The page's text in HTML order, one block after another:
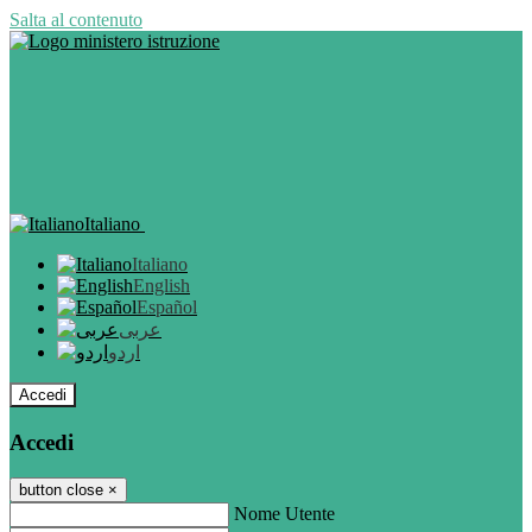
Salta al contenuto
Italiano
Italiano
English
Español
عربى
اردو
Accedi
Accedi
button close ×
Nome Utente